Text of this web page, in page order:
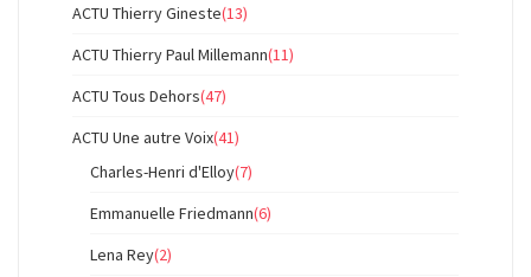
ACTU Thierry Gineste(13)
ACTU Thierry Paul Millemann(11)
ACTU Tous Dehors(47)
ACTU Une autre Voix(41)
Charles-Henri d'Elloy(7)
Emmanuelle Friedmann(6)
Lena Rey(2)